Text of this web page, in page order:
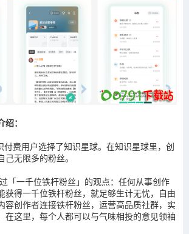
：
付费用户选择了知识星球。在知识星球里，创
无限多的粉丝。
「一千位铁杆粉丝」的观点：任何从事创作
获得一千位铁杆粉丝，就足够生计无忧，自由
容创作者连接铁杆粉丝，运营高品质社群，实
在这里，每个人都可以与气味相投的意见领袖